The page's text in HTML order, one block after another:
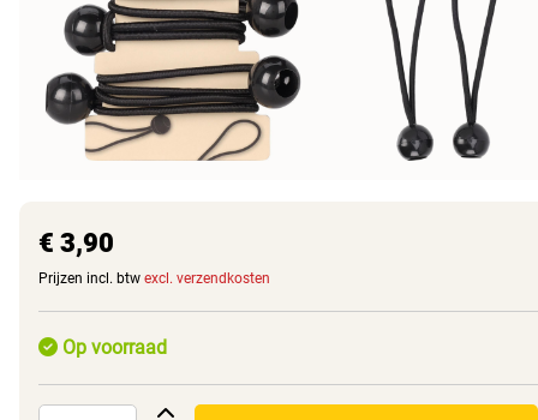
€ 3,90
Prijzen incl. btw excl. verzendkosten
Op voorraad